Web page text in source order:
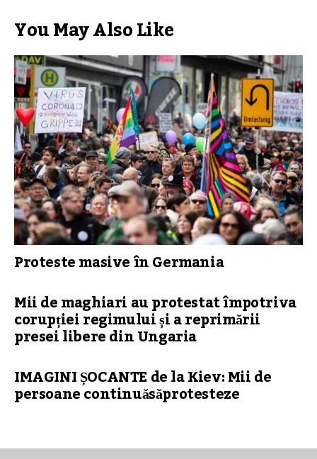
You May Also Like
Proteste masive în Germania
Mii de maghiari au protestat împotriva
corupției regimului și a reprimării
presei libere din Ungaria
IMAGINI ȘOCANTE de la Kiev: Mii de
persoane continuăsăprotesteze